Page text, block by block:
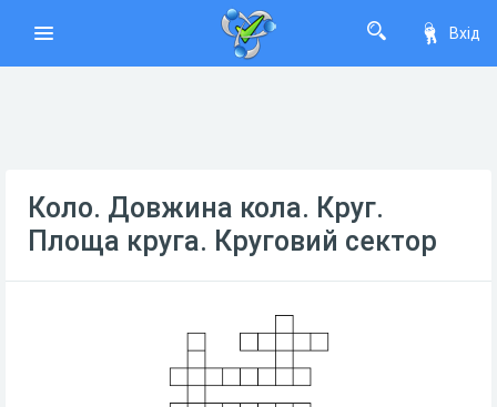
Вхід
Коло. Довжина кола. Круг.
Площа круга. Круговий сектор